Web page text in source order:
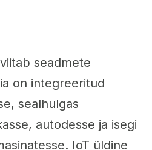
seadmete
on integreeritud
sealhulgas
autodesse ja isegi
IoT üldine